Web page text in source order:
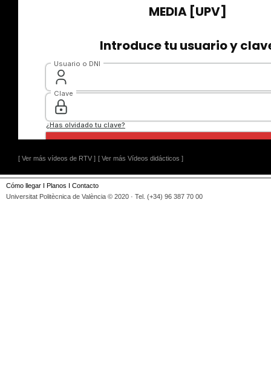
[ Ver más vídeos de RTV ] [ Ver más Vídeos didácticos ]
Cómo llegar I Planos I Contacto
Universitat Politècnica de València © 2020 · Tel. (+34) 96 387 70 00